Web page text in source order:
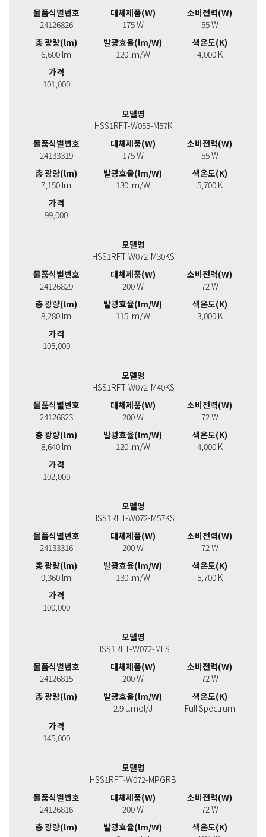
물품식별번호
24126826
대체제품(W)
175 W
소비전력(W)
55 W
총 광량(lm)
6,600 lm
발광효율(lm/W)
120 lm/W
색온도(K)
4,000 K
가격
101,000
모델명
HSS1RFT-W055-M57K
물품식별번호
24133319
대체제품(W)
175 W
소비전력(W)
55 W
총 광량(lm)
7,150 lm
발광효율(lm/W)
130 lm/W
색온도(K)
5,700 K
가격
99,000
모델명
HSS1RFT-W072-M30KS
물품식별번호
24126829
대체제품(W)
200 W
소비전력(W)
72 W
총 광량(lm)
8,280 lm
발광효율(lm/W)
115 lm/W
색온도(K)
3,000 K
가격
105,000
모델명
HSS1RFT-W072-M40KS
물품식별번호
24126823
대체제품(W)
200 W
소비전력(W)
72 W
총 광량(lm)
8,640 lm
발광효율(lm/W)
120 lm/W
색온도(K)
4,000 K
가격
102,000
모델명
HSS1RFT-W072-M57KS
물품식별번호
24133316
대체제품(W)
200 W
소비전력(W)
72 W
총 광량(lm)
9,360 lm
발광효율(lm/W)
130 lm/W
색온도(K)
5,700 K
가격
100,000
모델명
HSS1RFT-W072-MFS
물품식별번호
24126815
대체제품(W)
200 W
소비전력(W)
72 W
총 광량(lm)
-
발광효율(lm/W)
2.9 μmol/J
색온도(K)
Full Spectrum
가격
145,000
모델명
HSS1RFT-W072-MPGRB
물품식별번호
24126816
대체제품(W)
200 W
소비전력(W)
72 W
총 광량(lm)
발광효율(lm/W)
색온도(K)